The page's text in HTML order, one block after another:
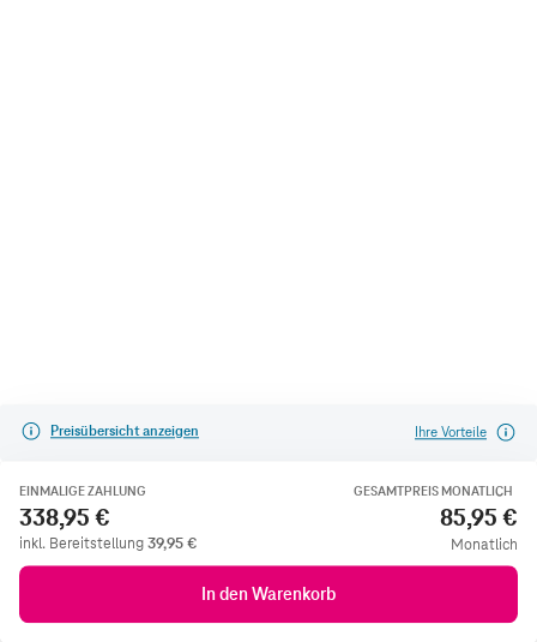
Preisübersicht anzeigen Ihre Vorteile
EINMALIGE ZAHLUNG
338,95 €
inkl. Bereitstellung39,95€
GESAMTPREIS MONATLICH
85,95 €
Monatlich
In den Warenkorb